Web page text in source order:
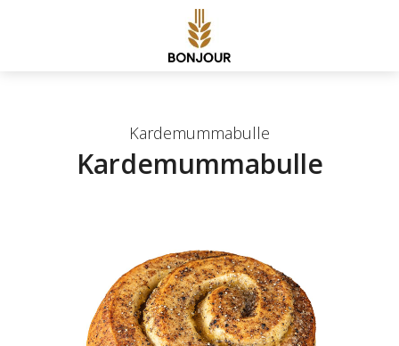
Kardemummabulle
Kardemummabulle